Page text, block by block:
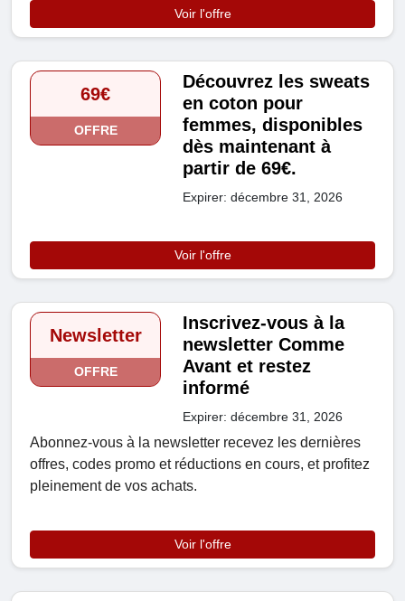
Voir l'offre
69€
OFFRE
Découvrez les sweats
en coton pour
femmes, disponibles
dès maintenant à
partir de 69€.
Expirer: décembre 31, 2026
Voir l'offre
Newsletter
OFFRE
Inscrivez-vous à la
newsletter Comme
Avant et restez
informé
Expirer: décembre 31, 2026
Abonnez-vous à la newsletter recevez les dernières
offres, codes promo et réductions en cours, et profitez
pleinement de vos achats.
Voir l'offre